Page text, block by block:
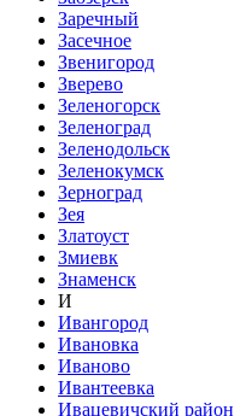
Заречный
Засечное
Звенигород
Зверево
Зеленогорск
Зеленоград
Зеленодольск
Зеленокумск
Зерноград
Зея
Златоуст
Змиевк
Знаменск
И
Ивангород
Ивановка
Иваново
Ивантеевка
Ивацевичский район